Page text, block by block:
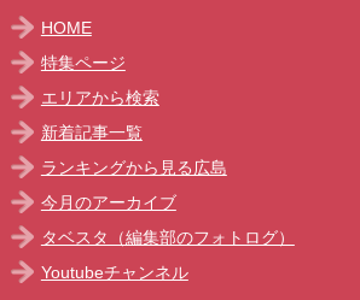
HOME
特集ページ
エリアから検索
新着記事一覧
ランキングから見る広島
今月のアーカイブ
タベスタ（編集部のフォトログ）
Youtubeチャンネル